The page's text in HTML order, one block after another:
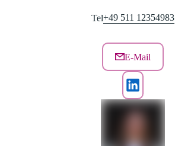
Tel+49 511 12354983
E-Mail